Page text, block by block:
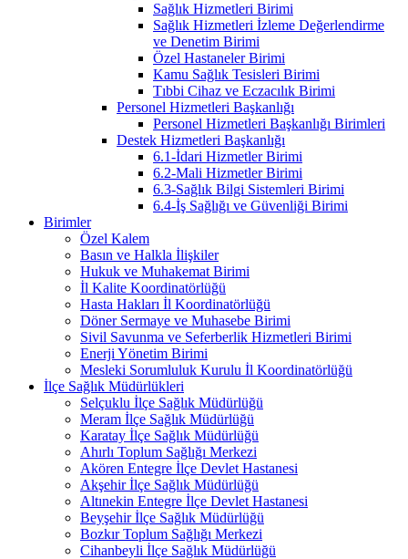
Sağlık Hizmetleri Birimi
Sağlık Hizmetleri İzleme Değerlendirme
ve Denetim Birimi
Özel Hastaneler Birimi
Kamu Sağlık Tesisleri Birimi
Tıbbi Cihaz ve Eczacılık Birimi
Personel Hizmetleri Başkanlığı
Personel Hizmetleri Başkanlığı Birimleri
Destek Hizmetleri Başkanlığı
6.1-İdari Hizmetler Birimi
6.2-Mali Hizmetler Birimi
6.3-Sağlık Bilgi Sistemleri Birimi
6.4-İş Sağlığı ve Güvenliği Birimi
Birimler
Özel Kalem
Basın ve Halkla İlişkiler
Hukuk ve Muhakemat Birimi
İl Kalite Koordinatörlüğü
Hasta Hakları İl Koordinatörlüğü
Döner Sermaye ve Muhasebe Birimi
Sivil Savunma ve Seferberlik Hizmetleri Birimi
Enerji Yönetim Birimi
Mesleki Sorumluluk Kurulu İl Koordinatörlüğü
İlçe Sağlık Müdürlükleri
Selçuklu İlçe Sağlık Müdürlüğü
Meram İlçe Sağlık Müdürlüğü
Karatay İlçe Sağlık Müdürlüğü
Ahırlı Toplum Sağlığı Merkezi
Akören Entegre İlçe Devlet Hastanesi
Akşehir İlçe Sağlık Müdürlüğü
Altınekin Entegre İlçe Devlet Hastanesi
Beyşehir İlçe Sağlık Müdürlüğü
Bozkır Toplum Sağlığı Merkezi
Cihanbeyli İlçe Sağlık Müdürlüğü